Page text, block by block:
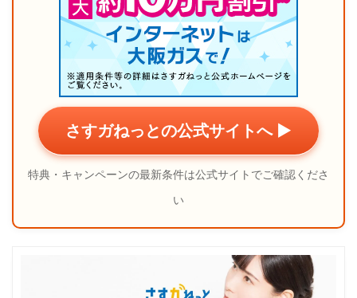
さすガねっとの公式サイトへ ▶
特典・キャンペーンの最新条件は公式サイトでご確認くださ
い